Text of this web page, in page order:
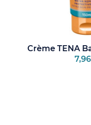
Crème TENA